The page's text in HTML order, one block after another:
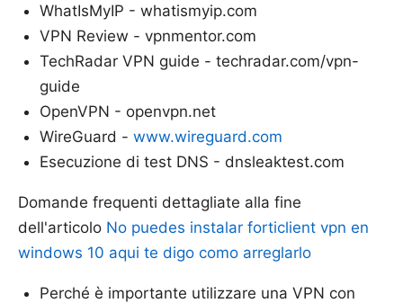
WhatIsMyIP - whatismyip.com
VPN Review - vpnmentor.com
TechRadar VPN guide - techradar.com/vpn-
guide
OpenVPN - openvpn.net
WireGuard - www.wireguard.com
Esecuzione di test DNS - dnsleaktest.com
Domande frequenti dettagliate alla fine
dell'articolo No puedes instalar forticlient vpn en
windows 10 aqui te digo como arreglarlo
Perché è importante utilizzare una VPN con